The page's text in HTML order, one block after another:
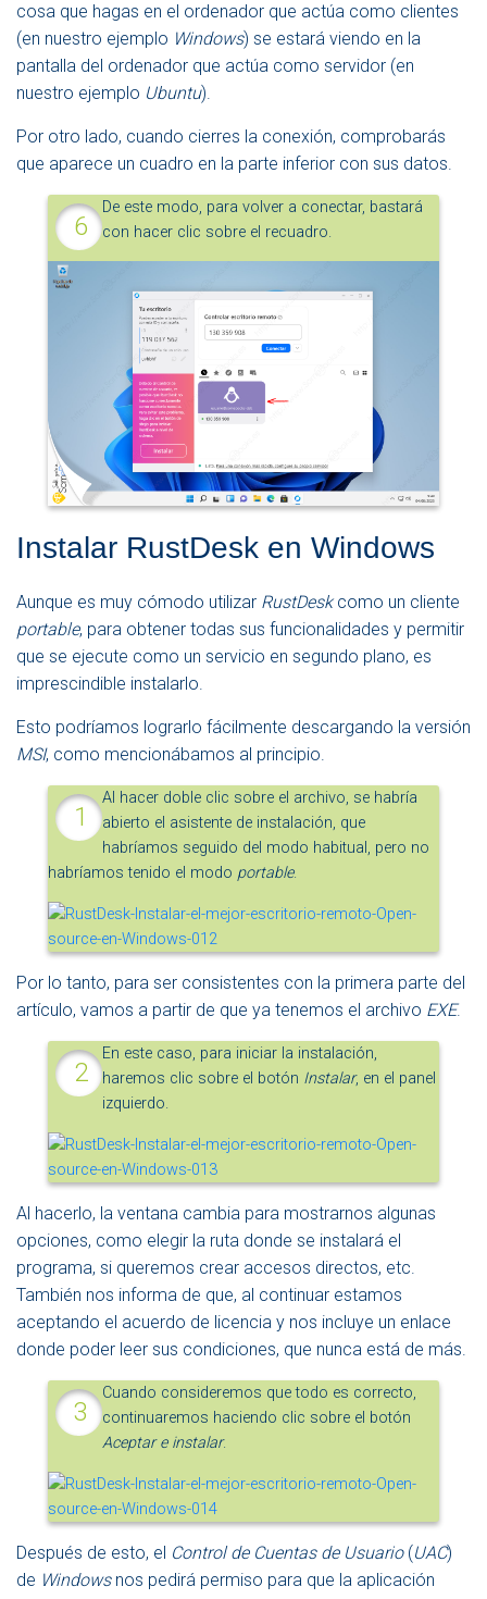
cosa que hagas en el ordenador que actúa como clientes
(en nuestro ejemplo Windows) se estará viendo en la
pantalla del ordenador que actúa como servidor (en
nuestro ejemplo Ubuntu).
Por otro lado, cuando cierres la conexión, comprobarás
que aparece un cuadro en la parte inferior con sus datos.
De este modo, para volver a conectar, bastará
con hacer clic sobre el recuadro.
Instalar RustDesk en Windows
Aunque es muy cómodo utilizar RustDeskcomo un cliente
portable, para obtener todas sus funcionalidades y permitir
que se ejecute como un servicio en segundo plano, es
imprescindible instalarlo.
Esto podríamos lograrlo fácilmente descargando la versión
MSI, como mencionábamos al principio.
Al hacer doble clic sobre el archivo, se habría
abierto el asistente de instalación, que
habríamos seguido del modo habitual, pero no
habríamos tenido el modo portable.
Por lo tanto, para ser consistentes con la primera parte del
artículo, vamos a partir de que ya tenemos el archivo EXE.
En este caso, para iniciar la instalación,
haremos clic sobre el botón Instalar, en el panel
izquierdo.
Al hacerlo, la ventana cambia para mostrarnos algunas
opciones, como elegir la ruta donde se instalará el
programa, si queremos crear accesos directos, etc.
También nos informa de que, al continuar estamos
aceptando el acuerdo de licencia y nos incluye un enlace
donde poder leer sus condiciones, que nunca está de más.
Cuando consideremos que todo es correcto,
continuaremos haciendo clic sobre el botón
Aceptar e instalar.
Después de esto, el Control de Cuentas de Usuario(UAC)
de Windowsnos pedirá permiso para que la aplicación